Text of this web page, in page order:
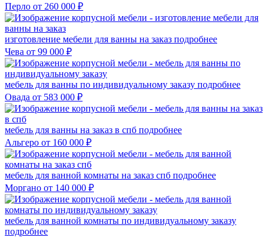
Перло от 260 000 ₽
изготовление мебели для ванны на заказ подробнее
Чева от 99 000 ₽
мебель для ванны по индивидуальному заказу подробнее
Овада от 583 000 ₽
мебель для ванны на заказ в спб подробнее
Альгеро от 160 000 ₽
мебель для ванной комнаты на заказ спб подробнее
Моргано от 140 000 ₽
мебель для ванной комнаты по индивидуальному заказу
подробнее